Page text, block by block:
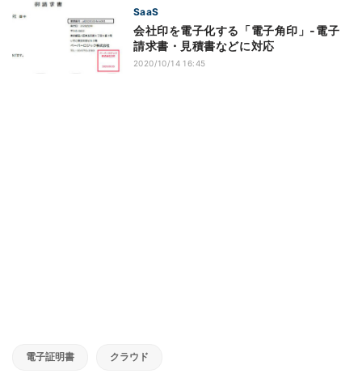
SaaS
会社印を電子化する「電子角印」‐電子
請求書・見積書などに対応
2020/10/14 16:45
電子証明書 クラウド